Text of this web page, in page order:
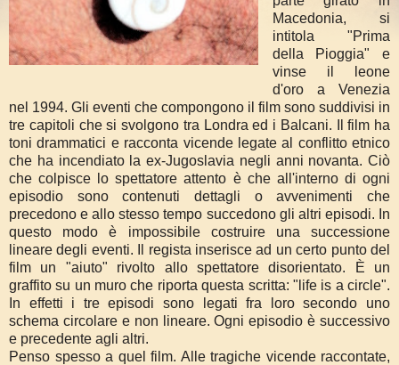
Macedonia, si
intitola "Prima
della Pioggia" e
vinse il leone
d'oro a Venezia
nel 1994. Gli eventi che compongono il film sono suddivisi in
tre capitoli che si svolgono tra Londra ed i Balcani. Il film ha
toni drammatici e racconta vicende legate al conflitto etnico
che ha incendiato la ex-Jugoslavia negli anni novanta. Ciò
che colpisce lo spettatore attento è che all'interno di ogni
episodio sono contenuti dettagli o avvenimenti che
precedono e allo stesso tempo succedono gli altri episodi. In
questo modo è impossibile costruire una successione
lineare degli eventi. Il regista inserisce ad un certo punto del
film un "aiuto" rivolto allo spettatore disorientato. È un
graffito su un muro che riporta questa scritta: "life is a circle".
In effetti i tre episodi sono legati fra loro secondo uno
schema circolare e non lineare. Ogni episodio è successivo
e precedente agli altri.
Penso spesso a quel film. Alle tragiche vicende raccontate,